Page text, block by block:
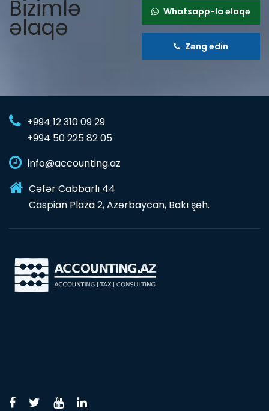
Bizimlə
əlaqə
Whatsapp-la əlaqə
Zəng edin
+994 12 310 09 29
+994 50 225 82 05
info@accounting.az
Cəfər Cabbarlı 44
Caspian Plaza 2, Azərbaycan, Bakı şəh.